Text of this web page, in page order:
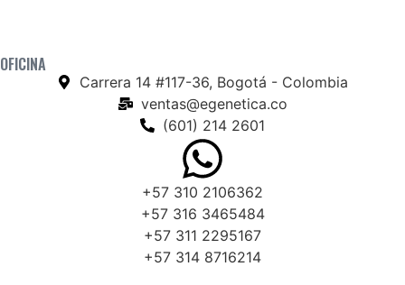
OFICINA
Carrera 14 #117-36, Bogotá - Colombia
ventas@egenetica.co
(601) 214 2601
+57 310 2106362
+57 316 3465484
+57 311 2295167
+57 314 8716214